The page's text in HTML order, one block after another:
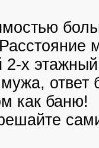
2-х
как баню!